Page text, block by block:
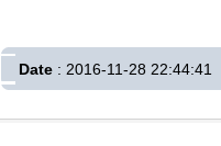
Date : 2016-11-28 22:44:41